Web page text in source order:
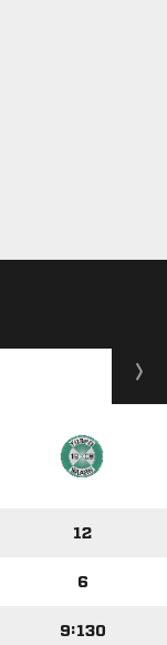
12
6
9:130